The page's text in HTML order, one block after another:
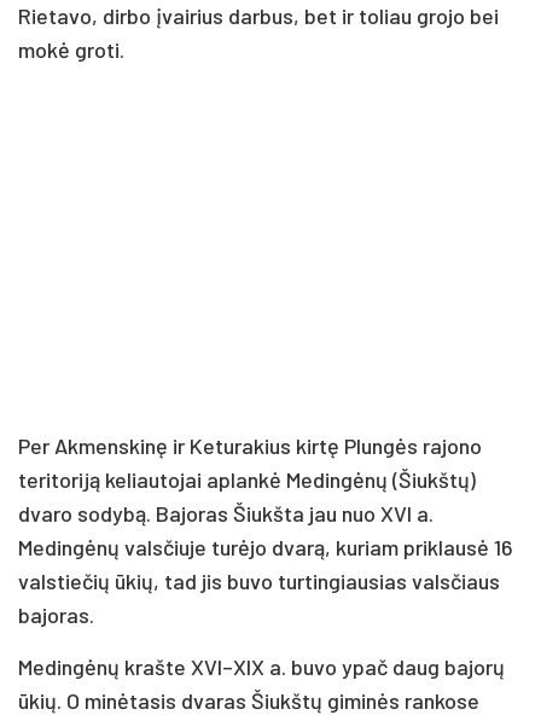
Rietavo, dirbo įvairius darbus, bet ir toliau grojo bei
mokė groti.
Per Akmenskinę ir Keturakius kirtę Plungės rajono
teritoriją keliautojai aplankė Medingėnų (Šiukštų)
dvaro sodybą. Bajoras Šiukšta jau nuo XVI a.
Medingėnų valsčiuje turėjo dvarą, kuriam priklausė 16
valstiečių ūkių, tad jis buvo turtingiausias valsčiaus
bajoras.
Medingėnų krašte XVI–XIX a. buvo ypač daug bajorų
ūkių. O minėtasis dvaras Šiukštų giminės rankose